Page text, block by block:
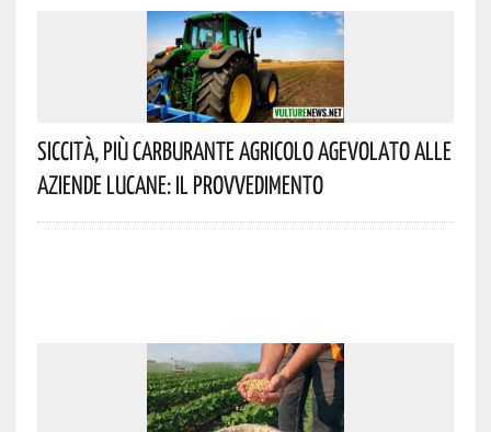
Siccità, Più Carburante Agricolo Agevolato Alle
Aziende Lucane: Il Provvedimento